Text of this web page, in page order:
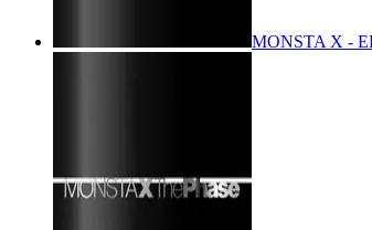
MONSTA X -